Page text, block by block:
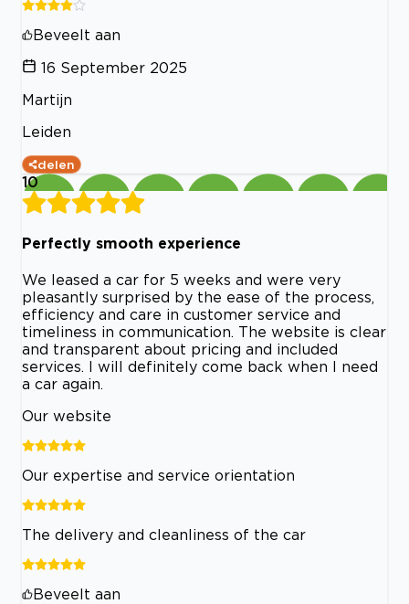
Beveelt aan
16 September 2025
Martijn
Leiden
delen
10
Perfectly smooth experience
We leased a car for 5 weeks and were very
pleasantly surprised by the ease of the process,
efficiency and care in customer service and
timeliness in communication. The website is clear
and transparent about pricing and included
services. I will definitely come back when I need
a car again.
Our website
Our expertise and service orientation
The delivery and cleanliness of the car
Beveelt aan